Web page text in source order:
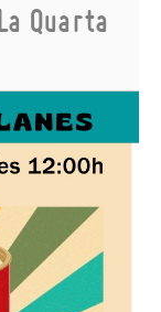
Quarta